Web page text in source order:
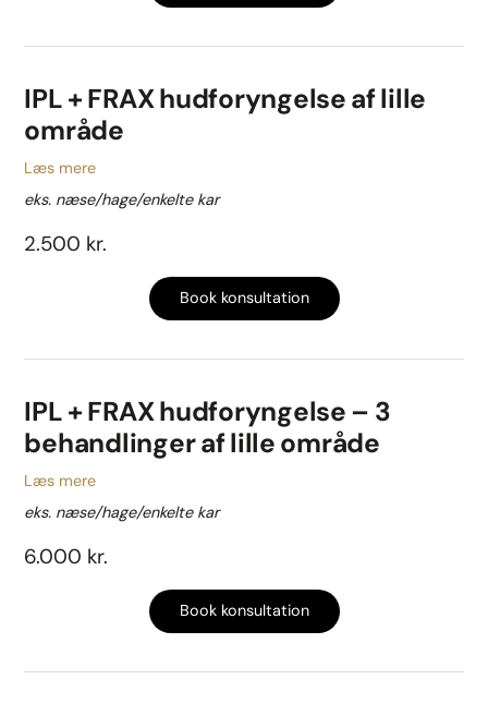
IPL + FRAX hudforyngelse af lille
område
Læs mere
eks. næse/hage/enkelte kar
2.500 kr.
Book konsultation
IPL + FRAX hudforyngelse – 3
behandlinger af lille område
Læs mere
eks. næse/hage/enkelte kar
6.000 kr.
Book konsultation